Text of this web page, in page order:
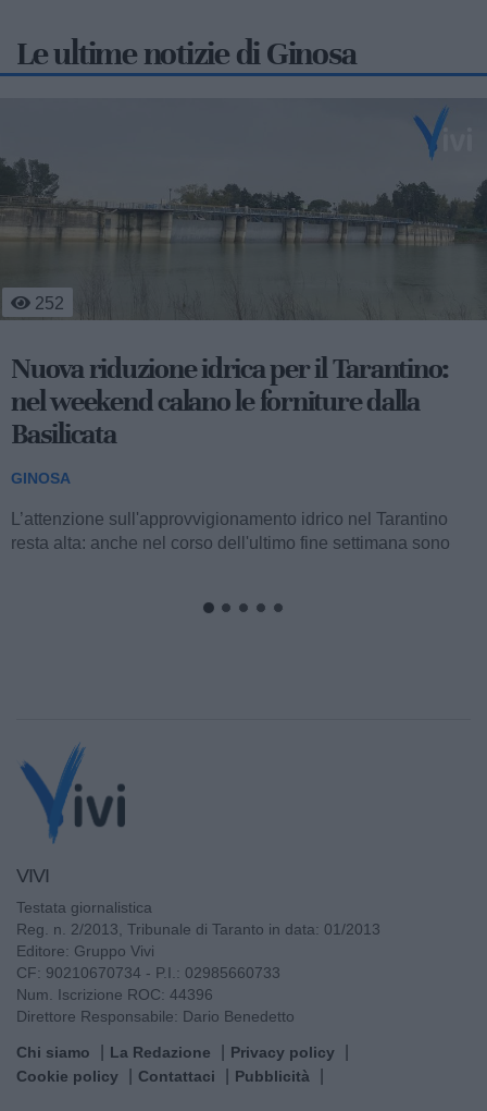
Le ultime notizie di Ginosa
252
Nuova riduzione idrica per il Tarantino:
nel weekend calano le forniture dalla
Basilicata
GINOSA
L’attenzione sull'approvvigionamento idrico nel Tarantino
resta alta: anche nel corso dell'ultimo fine settimana sono
VIVI
Testata giornalistica
Reg. n. 2/2013, Tribunale di Taranto in data: 01/2013
Editore: Gruppo Vivi
CF: 90210670734 - P.I.: 02985660733
Num. Iscrizione ROC: 44396
Direttore Responsabile: Dario Benedetto
Chi siamo La Redazione
Privacy policy
Cookie policy
Contattaci Pubblicità